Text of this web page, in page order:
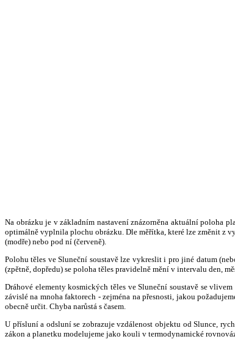
Na obrázku je v základním nastavení znázorněna aktuální poloha
optimálně vyplnila plochu obrázku. Dle měřítka, které lze změnit z
(modře) nebo pod ní (červeně).
Polohu těles ve Sluneční soustavě lze vykreslit i pro jiné datum
(zpětně, dopředu) se poloha těles pravidelně mění v intervalu den,
Dráhové elementy kosmických těles ve Sluneční soustavě se
závislé na mnoha faktorech - zejména na přesnosti, jakou
obecně určit. Chyba narůstá s časem.
U přísluní a odsluní se zobrazuje vzdálenost objektu od Slunce,
zákon a planetku modelujeme jako kouli v termodynamické